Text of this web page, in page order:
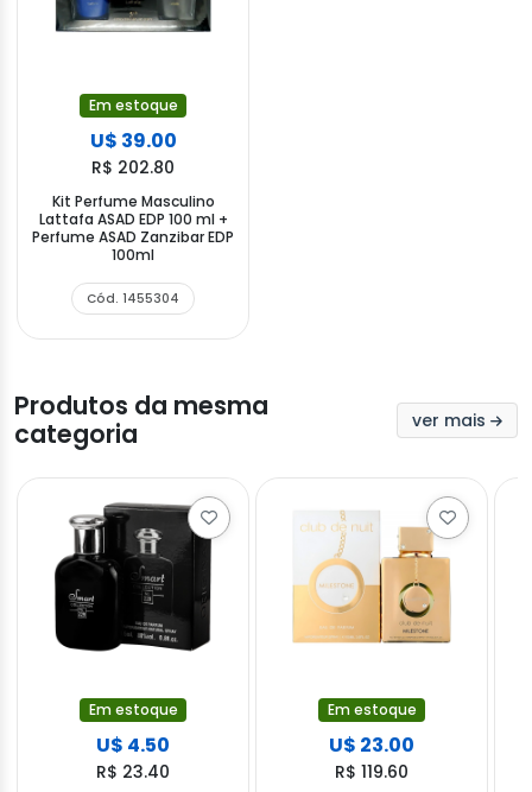
Em estoque
U$ 39.00
R$ 202.80
Kit Perfume Masculino
Lattafa ASAD EDP 100 ml +
Perfume ASAD Zanzibar EDP
100ml
Cód. 1455304
Produtos da mesma
categoria
ver mais
Em estoque
U$ 4.50
R$ 23.40
Em estoque
U$ 23.00
R$ 119.60